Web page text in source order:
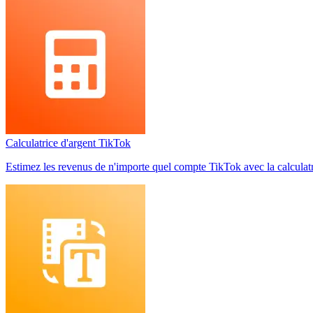
Calculatrice d'argent TikTok
Estimez les revenus de n'importe quel compte TikTok avec la